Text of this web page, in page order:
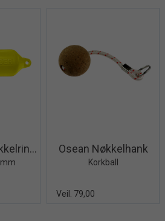
Danfender Nøkkelring - 1pk Osean Nøkkelhank
Korkball
Veil. 79,00